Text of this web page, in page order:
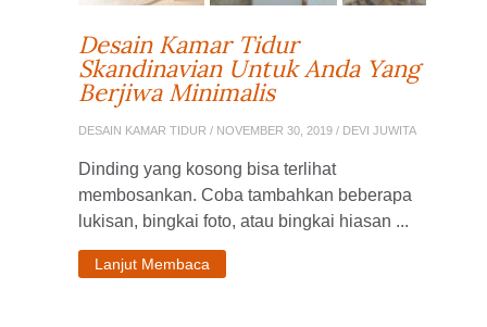
Desain Kamar Tidur
Skandinavian Untuk Anda Yang
Berjiwa Minimalis
DESAIN KAMAR TIDUR / NOVEMBER 30, 2019 / DEVI JUWITA
Dinding yang kosong bisa terlihat
membosankan. Coba tambahkan beberapa
lukisan, bingkai foto, atau bingkai hiasan ...
Lanjut Membaca